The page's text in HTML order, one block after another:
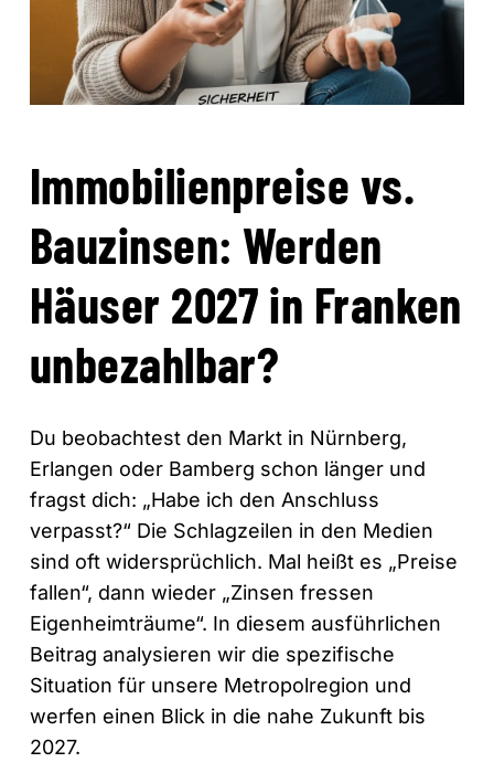
Immobilienpreise vs.
Bauzinsen: Werden
Häuser 2027 in Franken
unbezahlbar?
Du beobachtest den Markt in Nürnberg,
Erlangen oder Bamberg schon länger und
fragst dich: „Habe ich den Anschluss
verpasst?“ Die Schlagzeilen in den Medien
sind oft widersprüchlich. Mal heißt es „Preise
fallen“, dann wieder „Zinsen fressen
Eigenheimträume“. In diesem ausführlichen
Beitrag analysieren wir die spezifische
Situation für unsere Metropolregion und
werfen einen Blick in die nahe Zukunft bis
2027.